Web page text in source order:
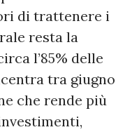
di trattenere i
resta la
l’85% delle
tra giugno
che rende più